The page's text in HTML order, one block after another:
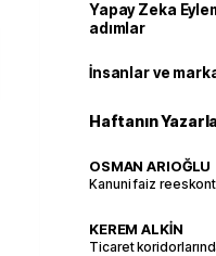
Yapay Zeka
adımlar
İnsanlar ve
Haftanın
OSMAN ARIOĞLU
Kanuni faiz
KEREM ALKİN
Ticaret